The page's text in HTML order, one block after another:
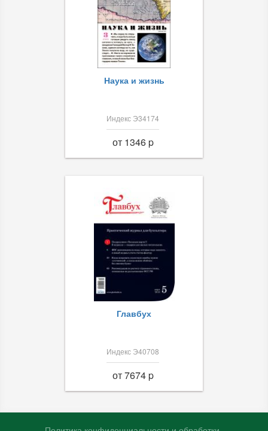
Наука и жизнь
Индекс Э34174
от 1346 p
Главбух
Индекс Э40708
от 7674 p